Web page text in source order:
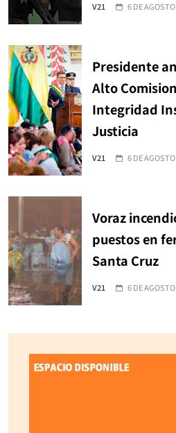
V21 6 DE
Presidente
Alto
Integridad
Justicia
V21 6 DE
Voraz
puestos en
Santa Cruz
V21 6 DE